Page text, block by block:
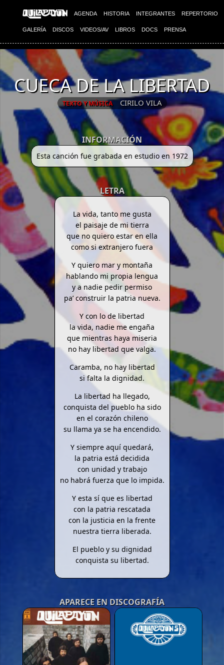
AGENDA HISTORIA INTEGRANTES REPERTORIO
GALERÍA DISCOS VIDEOS/AV LIBROS DOCS PRENSA
CUECA DE LA LIBERTAD
TEXTO Y MÚSICA CIRILO VILA
INFORMACIÓN
Esta canción fue grabada en estudio en 1972
LETRA
La vida, tanto me gusta
el paisaje de mi tierra
que no quiero estar en ella
como si extranjero fuera
Y quiero mar y montaña
hablando mi propia lengua
y a nadie pedir permiso
pa’ construir la patria nueva.
Y con lo de libertad
la vida, nadie me engaña
que mientras haya miseria
no hay libertad que valga.
Caramba, no hay libertad
si falta la dignidad.
La libertad ha llegado,
conquista del pueblo ha sido
en el corazón chileno
su llama ya se ha encendido.
Y siempre aquí quedará,
la patria está decidida
con unidad y trabajo
no habrá fuerza que lo impida.
Y esta sí que es libertad
con la patria rescatada
con la justicia en la frente
nuestra tierra liberada.
El pueblo y su dignidad
conquista su libertad.
APARECE EN DISCOGRAFÍA